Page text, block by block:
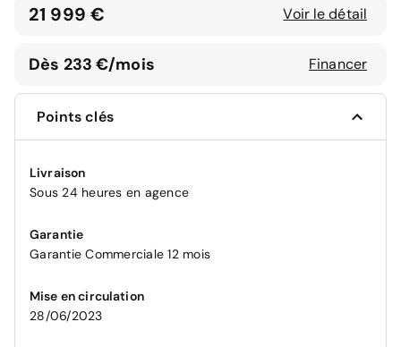
21 999 € Voir le détail
Dès 233 €/mois Financer
Points clés
Livraison
Sous 24 heures en agence
Garantie
Garantie Commerciale 12 mois
Mise en circulation
28/06/2023